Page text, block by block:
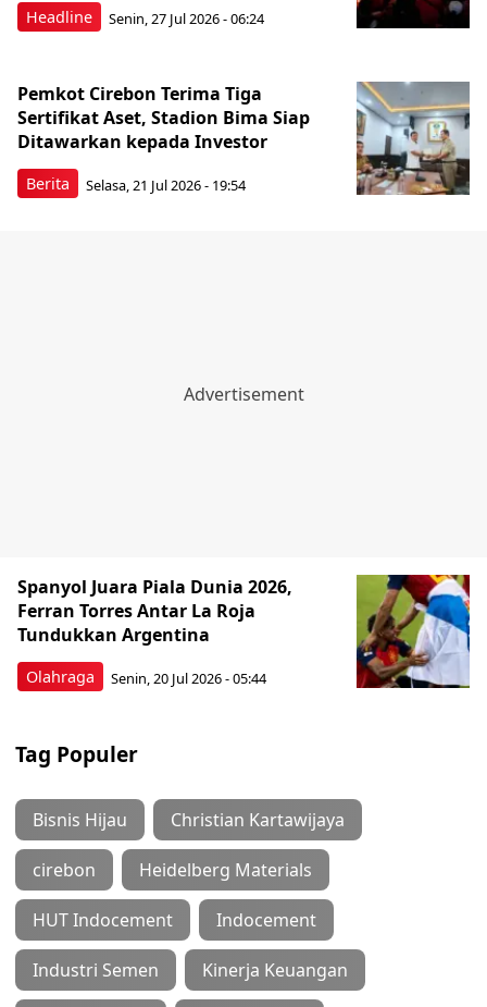
Headline Senin, 27 Jul 2026 - 06:24
Berita
Pemkot Cirebon Terima Tiga
Sertifikat Aset, Stadion Bima Siap
Ditawarkan kepada Investor
Selasa, 21 Jul 2026 - 19:54
Olahraga
Spanyol Juara Piala Dunia 2026,
Ferran Torres Antar La Roja
Tundukkan Argentina
Senin, 20 Jul 2026 - 05:44
Tag Populer
Bisnis Hijau Christian Kartawijaya
cirebon Heidelberg Materials
HUT Indocement Indocement
Industri Semen Kinerja Keuangan